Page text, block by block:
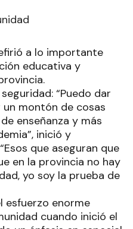
a lo importante
educativa y
“Puedo dar
montón de cosas
enseñanza y más
inició y
que aseguran que
en la provincia no hay
yo soy la prueba de